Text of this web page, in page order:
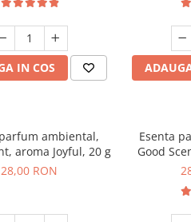
IN COS
ambiental,
aroma Joyful, 20 g
28,00 RON
Esenta
Good